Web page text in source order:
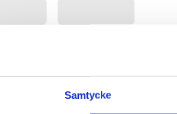
Samtycke
Hästen Frida Boot